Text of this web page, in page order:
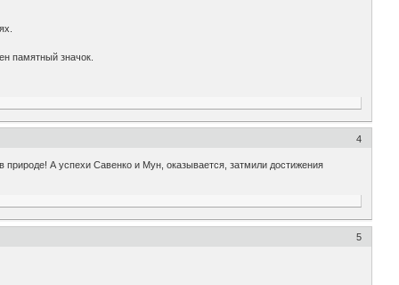
памятный значок.
4
А успехи Савенко и Мун, оказывается, затмили достижения
5